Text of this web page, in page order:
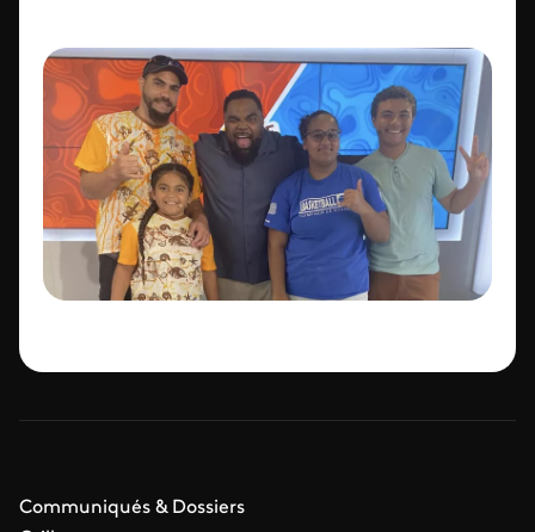
Communiqués & Dossiers